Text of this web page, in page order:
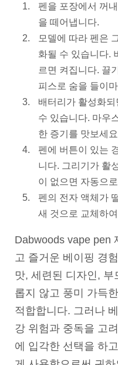
펜을 포장에서 꺼
을 떼어냅니다.
모델에 따라 펜은
화될 수 있습니다.
르면 켜집니다. 끌
피스로 숨을 들이
배터리가 활성화
수 있습니다. 마우
한 증기를 맛보세
펜에 버튼이 있는
니다. 그리기가 활
이 없으면 자동으
펜의 전자 액체가
새 것으로 교체하
Dabwoods vape pen
고 즐거운 베이핑 경
맛, 세련된 디자인, 부
롭지 않고 풍미 가득
적합합니다. 그러나
강 위험과 중독을 고
에 입각한 선택을 하